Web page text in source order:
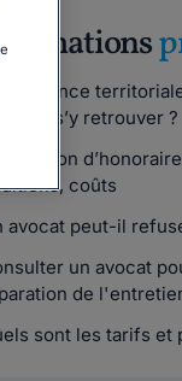
s’y retrouver ?
coûts
avocat peut-il
un avocat
de
sont les tarifs et